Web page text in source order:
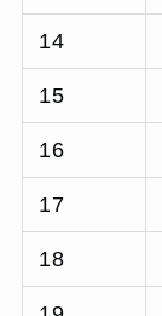
14
15
16
17
18